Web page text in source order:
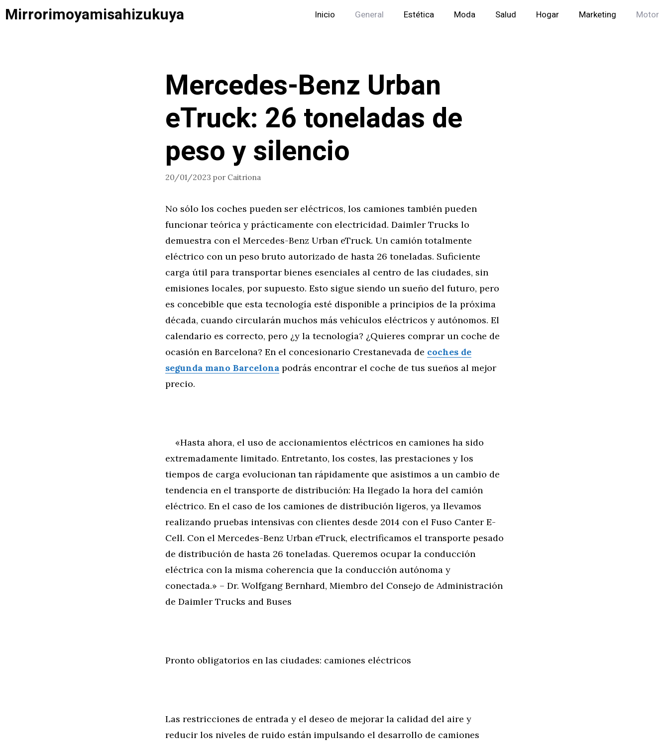
Saltar
alMirrorimoyamisahizukuya Inicio General Estética Moda Salud Hogar Marketing Motor
Mercedes-Benz Urban
eTruck: 26 toneladas de
peso y silencio
20/01/2023 por Caitriona
No sólo los coches pueden ser eléctricos, los camiones también pueden
funcionar teórica y prácticamente con electricidad. Daimler Trucks lo
demuestra con el Mercedes-Benz Urban eTruck. Un camión totalmente
eléctrico con un peso bruto autorizado de hasta 26 toneladas. Suficiente
carga útil para transportar bienes esenciales al centro de las ciudades, sin
emisiones locales, por supuesto. Esto sigue siendo un sueño del futuro, pero
es concebible que esta tecnología esté disponible a principios de la próxima
década, cuando circularán muchos más vehículos eléctricos y autónomos. El
calendario es correcto, pero ¿y la tecnología? ¿Quieres comprar un coche de
ocasión en Barcelona? En el concesionario Crestanevada de coches de
segunda mano Barcelona podrás encontrar el coche de tus sueños al mejor
precio.
«Hasta ahora, el uso de accionamientos eléctricos en camiones ha sido
extremadamente limitado. Entretanto, los costes, las prestaciones y los
tiempos de carga evolucionan tan rápidamente que asistimos a un cambio de
tendencia en el transporte de distribución: Ha llegado la hora del camión
eléctrico. En el caso de los camiones de distribución ligeros, ya llevamos
realizando pruebas intensivas con clientes desde 2014 con el Fuso Canter E-
Cell. Con el Mercedes-Benz Urban eTruck, electrificamos el transporte pesado
de distribución de hasta 26 toneladas. Queremos ocupar la conducción
eléctrica con la misma coherencia que la conducción autónoma y
conectada.» – Dr. Wolfgang Bernhard, Miembro del Consejo de Administración
de Daimler Trucks and Buses
Pronto obligatorios en las ciudades: camiones eléctricos
Las restricciones de entrada y el deseo de mejorar la calidad del aire y
reducir los niveles de ruido están impulsando el desarrollo de camiones